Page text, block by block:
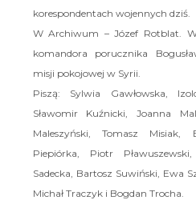
korespondentach wojennych dziś.
W Archiwum – Józef Rotblat.
komandora porucznika
misji pokojowej w Syrii.
Piszą: Sylwia Gawłowska,
Sławomir Kuźnicki, Joanna
Maleszyński, Tomasz Misiak,
Piepiórka, Piotr
Sadecka, Bartosz Suwiński, Ewa
Michał Traczyk i Bogdan Trocha.